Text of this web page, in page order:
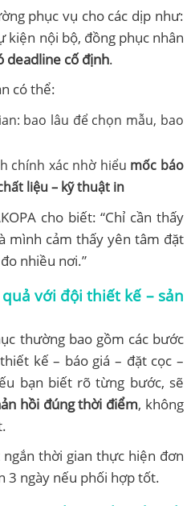
phục vụ cho các dịp như:
kiện nội bộ, đồng phục nhân
deadline cố định.
có thể:
bao lâu để chọn mẫu, bao
chính xác nhờ hiểu mốc báo
liệu – kỹ thuật in
cho biết: “Chỉ cần thấy
mình cảm thấy yên tâm đặt
nhiều nơi.”
với đội thiết kế – sản
thường bao gồm các bước
kế – báo giá – đặt cọc –
bạn biết rõ từng bước, sẽ
hồi đúng thời điểm, không
thời gian thực hiện đơn
3 ngày nếu phối hợp tốt.